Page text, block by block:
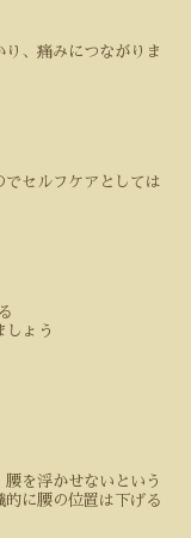
り、痛みにつながりま
でセルフケアとしては
しょう
腰を浮かせない という
的に腰の位置は下げる